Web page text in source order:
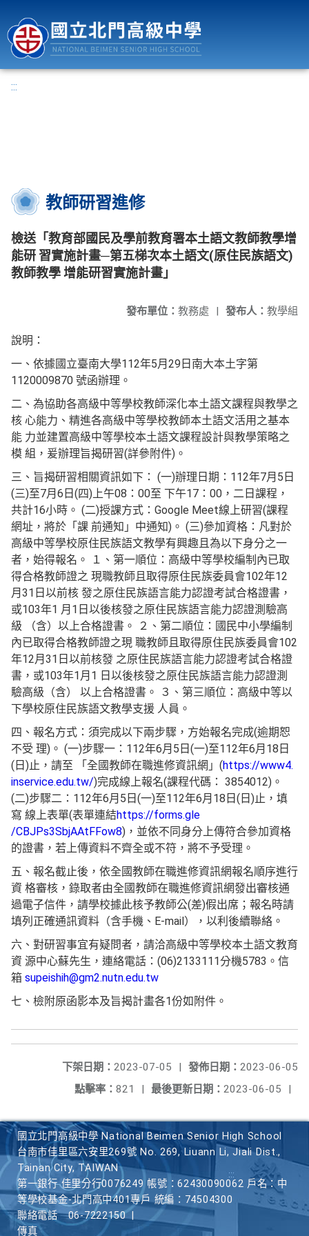
:::
教師研習進修
檢送「教育部國民及學前教育署本土語文教師教學增
能研 習實施計畫─第五梯次本土語文(原住民族語文)
教師教學 增能研習實施計畫」
發布人： 教學組
發布單位： 教務處 |
說明：
一、依據國立臺南大學112年5月29日南大本土字第
1120009870 號函辦理。
二、為協助各高級中等學校教師深化本土語文課程與教學之
核 心能力、精進各高級中等學校教師本土語文活用之基本
能 力並建置高級中等學校本土語文課程設計與教學策略之
模 組，爰辦理旨揭研習(詳參附件)。
三、旨揭研習相關資訊如下： (一)辦理日期：112年7月5日
(三)至7月6日(四)上午08：00至 下午17：00，二日課程，
共計16小時。 (二)授課方式：Google Meet線上研習(課程
網址，將於「課 前通知」中通知)。 (三)參加資格：凡對於
高級中等學校原住民族語文教學有興趣且為以下身分之一
者，始得報名。 １、第一順位：高級中等學校編制內已取
得合格教師證之 現職教師且取得原住民族委員會102年12
月31日以前核 發之原住民族語言能力認證考試合格證書，
或103年1 月1日以後核發之原住民族語言能力認證測驗高
級 （含）以上合格證書。 ２、第二順位：國民中小學編制
內已取得合格教師證之現 職教師且取得原住民族委員會102
年12月31日以前核發 之原住民族語言能力認證考試合格證
書，或103年1月1 日以後核發之原住民族語言能力認證測
驗高級（含） 以上合格證書。 ３、第三順位：高級中等以
下學校原住民族語文教學支援 人員。
四、報名方式：須完成以下兩步驟，方始報名完成(逾期恕
不受 理)。 (一)步驟一：112年6月5日(一)至112年6月18日
(日)止，請至 「全國教師在職進修資訊網」(https://www4.
inservice.edu.tw/)完成線上報名(課程代碼： 3854012)。
(二)步驟二：112年6月5日(一)至112年6月18日(日)止，填
寫 線上表單(表單連結https://forms.gle
/CBJPs3SbjAAtFFow8)，並依不同身分上傳符合參加資格
的證書，若上傳資料不齊全或不符，將不予受理。
五、報名截止後，依全國教師在職進修資訊網報名順序進行
資 格審核，錄取者由全國教師在職進修資訊網發出審核通
過電子信件，請學校據此核予教師公(差)假出席；報名時請
填列正確通訊資料（含手機、E-mail），以利後續聯絡。
六、對研習事宜有疑問者，請洽高級中等學校本土語文教育
資 源中心蘇先生，連絡電話：(06)2133111分機5783。信
箱 supeishih@gm2.nutn.edu.tw
七、檢附原函影本及旨揭計畫各1份如附件。
發佈日期： 2023-06-05
下架日期： 2023-07-05
|
最後更新日期： 2023-06-05 |
點擊率： 821 |
國立北門高級中學 National Beimen Senior High School
台南市佳里區六安里269號 No. 269, Liuann Li, Jiali Dist.,
Tainan City, TAIWAN
第一銀行 佳里分行0076249 帳號：62430090062 戶名：中
等學校基金-北門高中401專戶 統編：74504300
聯絡電話
06-7222150
傳真